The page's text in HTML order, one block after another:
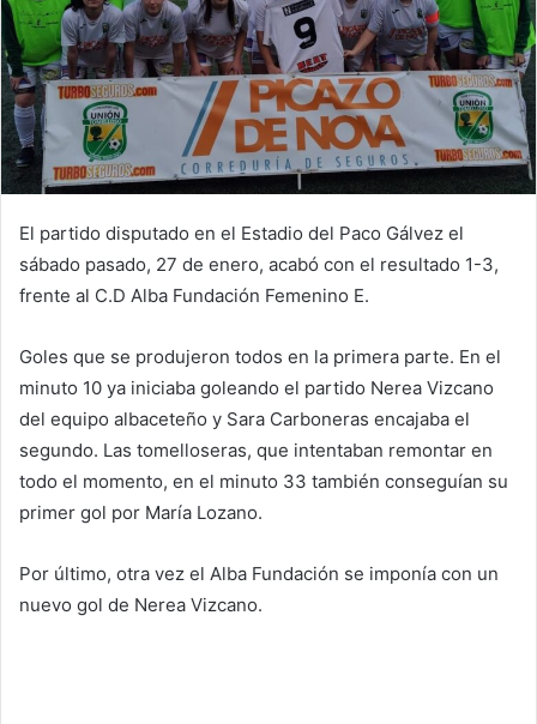
El partido disputado en el Estadio del Paco Gálvez el
sábado pasado, 27 de enero, acabó con el resultado 1-3,
frente al C.D Alba Fundación Femenino E.
Goles que se produjeron todos en la primera parte. En el
minuto 10 ya iniciaba goleando el partido Nerea Vizcano
del equipo albaceteño y Sara Carboneras encajaba el
segundo. Las tomelloseras, que intentaban remontar en
todo el momento, en el minuto 33 también conseguían su
primer gol por María Lozano.
Por último, otra vez el Alba Fundación se imponía con un
nuevo gol de Nerea Vizcano.